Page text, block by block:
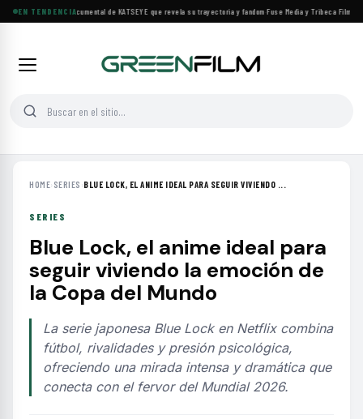
EN TENDENCIA
Llega a cines el documental de KATSEYE que revela su trayectoria y fandom·Fuse Media y Tribeca Films
HOME› SERIES ›BLUE LOCK, EL ANIME IDEAL PARA SEGUIR VIVIENDO ...
SERIES
Blue Lock, el anime ideal para
seguir viviendo la emoción de
la Copa del Mundo
La serie japonesa Blue Lock en Netflix combina
fútbol, rivalidades y presión psicológica,
ofreciendo una mirada intensa y dramática que
conecta con el fervor del Mundial 2026.